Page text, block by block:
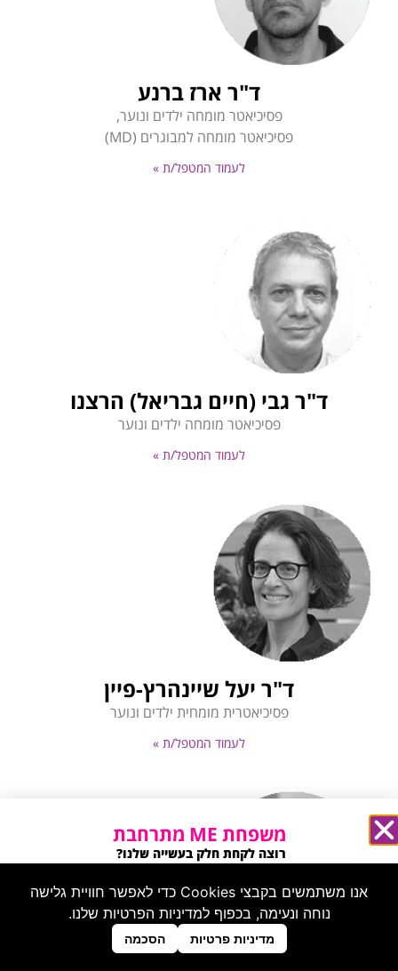
ד"ר ארז ברנע
פסיכיאטר מומחה ילדים ונוער,
פסיכיאטר מומחה למבוגרים (MD)
לעמוד המטפל/ת »
ד"ר גבי (חיים גבריאל) הרצנו
פסיכיאטר מומחה ילדים ונוער
לעמוד המטפל/ת »
ד"ר יעל שיינהרץ-פיין
פסיכיאטרית מומחית ילדים ונוער
לעמוד המטפל/ת »
אנו משתמשים בקבצי Cookies כדי לאפשר חוויית גלישה
נוחה ונעימה, בכפוף למדיניות הפרטיות שלנו.
מדיניות פרטיות הסכמה
משפחת ME מתרחבת
רוצה לקחת חלק בעשייה שלנו?
מחפשים אותך בעמוד הזה ←